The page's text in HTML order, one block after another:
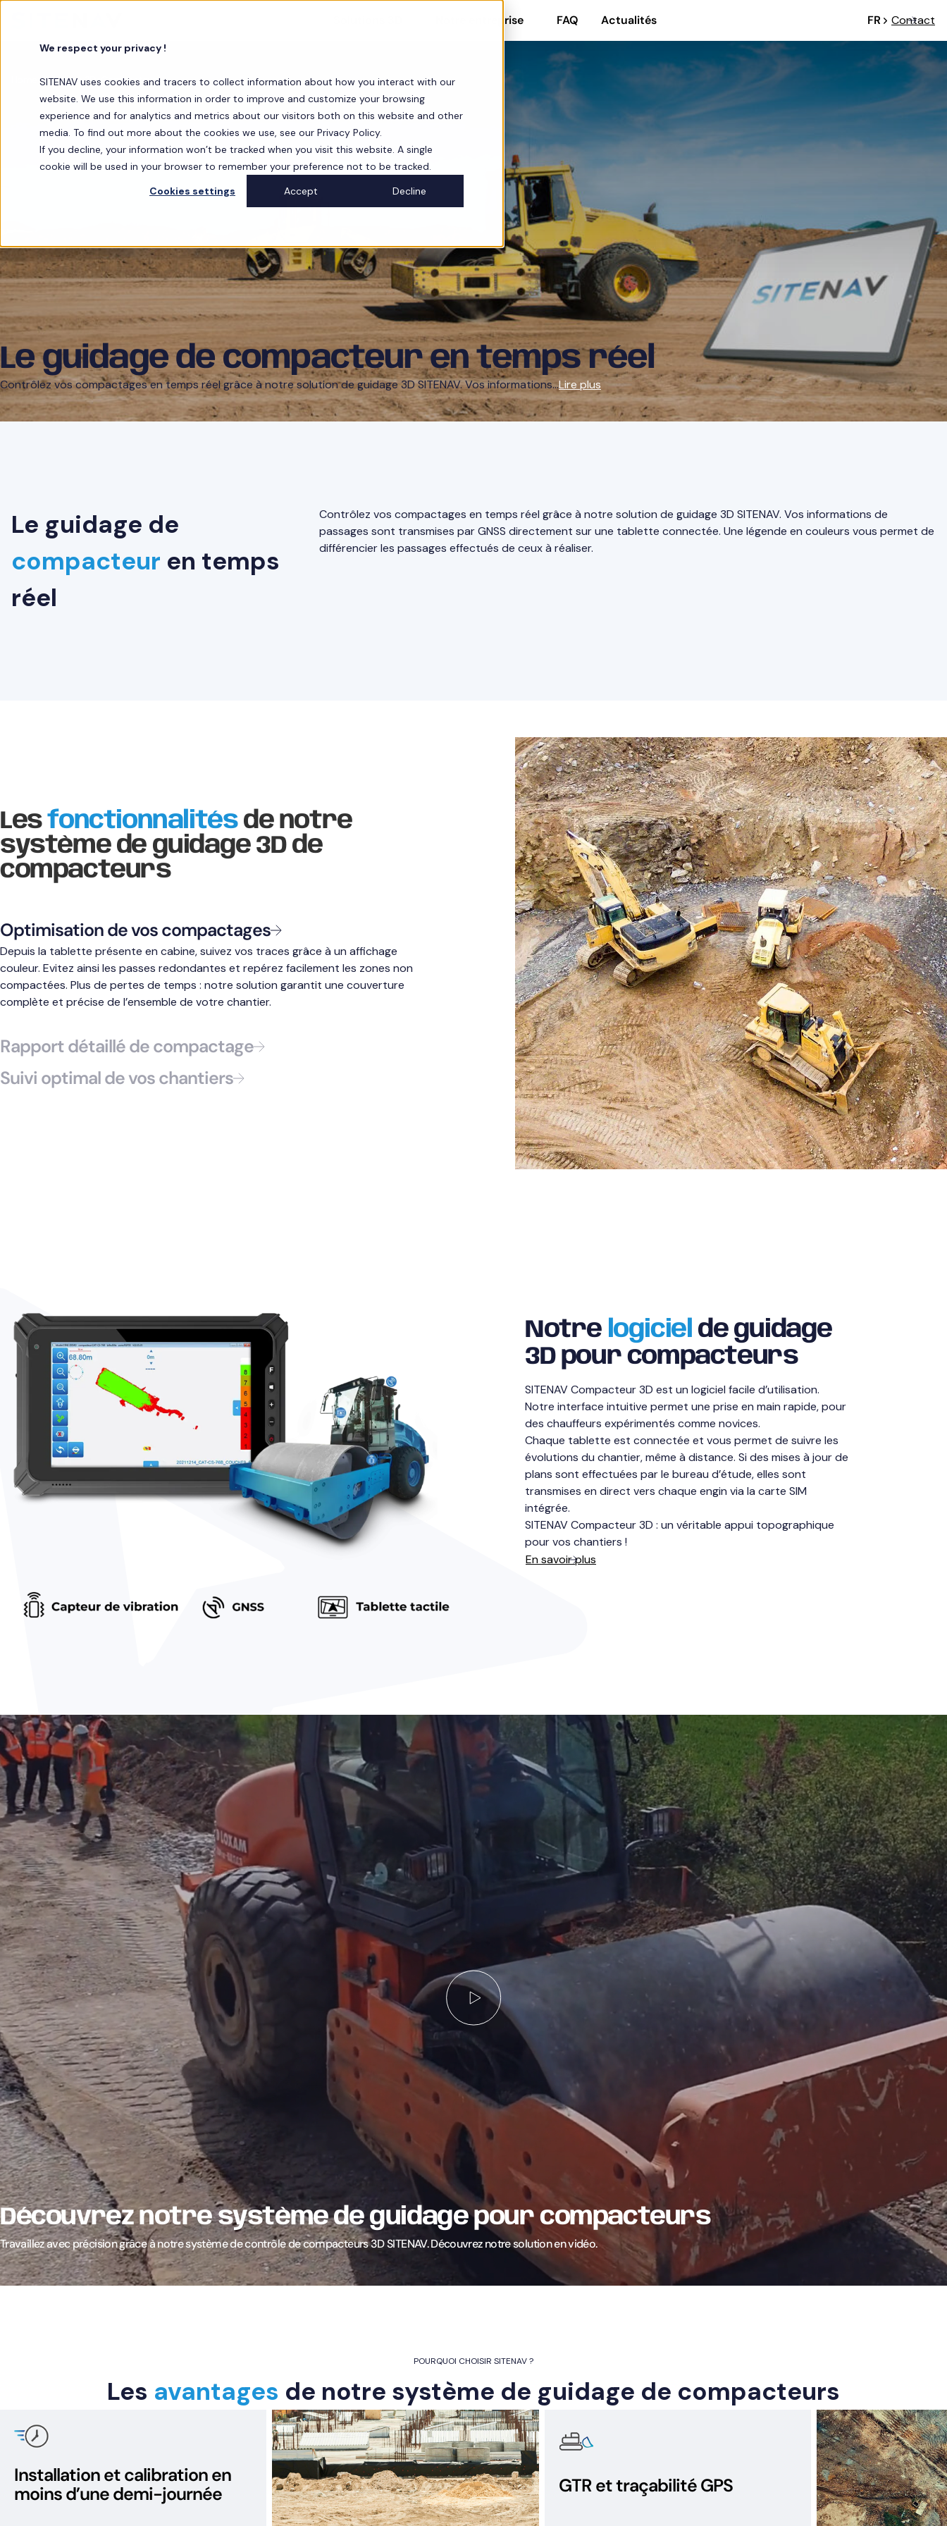
We respect your privacy !
SITENAV uses cookies and tracers to collect information about how you interact with our
website. We use this information in order to improve and customize your browsing
experience and for analytics and metrics about our visitors both on this website and other
media. To find out more about the cookies we use, see our Privacy Policy.
If you decline, your information won’t be tracked when you visit this website. A single
cookie will be used in your browser to remember your preference not to be tracked.
Cookies settings
Accept Decline
Notre entreprise FAQ Actualités FR Contact
•Solutions 3D•Compacteurs
Le guidage de compacteur en temps réel
Contrôlez vos compactages en temps réel grâce à notre solution de guidage 3D SITENAV. Vos informations…Lire plus
Le guidage de
compacteur en temps
réel
Contrôlez vos compactages en temps réel grâce à notre solution de guidage 3D SITENAV. Vos informations de
passages sont transmises par GNSS directement sur une tablette connectée. Une légende en couleurs vous permet de
différencier les passages effectués de ceux à réaliser.
Lesfonctionnalités de notre
système de guidage 3D de
compacteurs
Optimisation de vos compactages
Depuis la tablette présente en cabine, suivez vos traces grâce à un affichage
couleur. Evitez ainsi les passes redondantes et repérez facilement les zones non
compactées. Plus de pertes de temps : notre solution garantit une couverture
complète et précise de l’ensemble de votre chantier.
Rapport détaillé de compactage
Suivi optimal de vos chantiers
Notre logiciel de guidage
3D pour compacteurs
SITENAV Compacteur 3D est un logiciel facile d’utilisation.
Notre interface intuitive permet une prise en main rapide, pour
des chauffeurs expérimentés comme novices.
Chaque tablette est connectée et vous permet de suivre les
évolutions du chantier, même à distance. Si des mises à jour de
plans sont effectuées par le bureau d’étude, elles sont
transmises en direct vers chaque engin via la carte SIM
intégrée.
SITENAV Compacteur 3D : un véritable appui topographique
pour vos chantiers !
En savoir plus
Découvrez notresystème de guidage pour compacteurs
Travaillez avec précision grâce à notre système de contrôle de compacteurs 3D SITENAV. Découvrez notre solution en vidéo.
POURQUOI CHOISIR SITENAV ?
Les avantages de notre système de guidage de compacteurs
Installation et calibration en
moins d’une demi-journée
GTR et traçabilité GPS